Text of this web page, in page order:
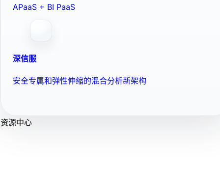
APaaS + BI PaaS
深信服
安全专属和弹性伸缩的混合分析新架构
资源中心